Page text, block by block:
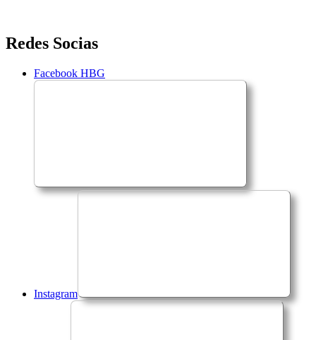
Saltar
para
conteúdo
Redes Socias
Facebook HBG
Instagram